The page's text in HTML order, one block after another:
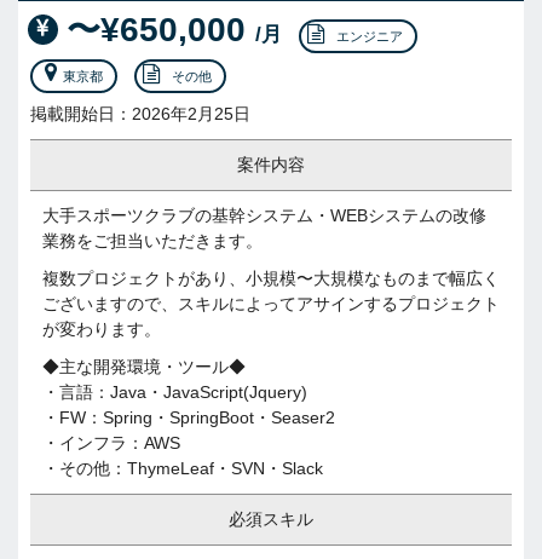
〜¥650,000 /月 エンジニア
東京都 その他
掲載開始日：2026年2月25日
案件内容
大手スポーツクラブの基幹システム・WEBシステムの改修
業務をご担当いただきます。
複数プロジェクトがあり、小規模〜大規模なものまで幅広く
ございますので、スキルによってアサインするプロジェクト
が変わります。
◆主な開発環境・ツール◆
・言語：Java・JavaScript(Jquery)
・FW：Spring・SpringBoot・Seaser2
・インフラ：AWS
・その他：ThymeLeaf・SVN・Slack
必須スキル